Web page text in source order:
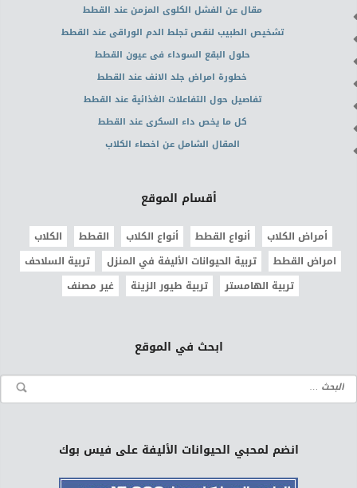
مقال عن الفشل الكلوى المزمن عند القطط
تشخيص الطبيب لنقص تجلط الدم الوراقى عند القطط
حلول البقع السوداء فى عيون القطط
خطورة امراض جلد الانف عند القطط
تفاصيل حول التفاعلات الغذائية عند القطط
كل ما يخص داء السكرى عند القطط
المقال الشامل عن اخصاء الكلاب
أقسام الموقع
أمراض الكلاب أنواع القطط أنواع الكلاب القطط
الكلاب
امراض القطط
تربية الحيوانات الأليفة في المنزل
تربية السلاحف
تربية الهامستر
تربية طيور الزينة غير مصنف
ابحث في الموقع
انضم لمحبي الحيوانات الأليفة على فيس بوك